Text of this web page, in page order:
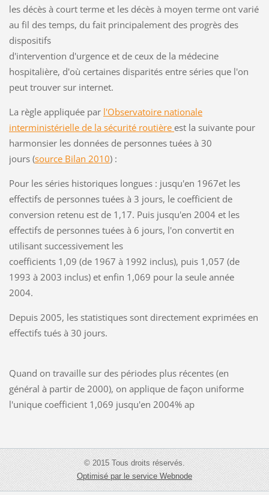
les décès à court terme et les décès à moyen terme ont varié
au fil des temps, du fait principalement des progrès des
dispositifs
d'intervention d'urgence et de ceux de la médecine
hospitalière, d'où certaines disparités entre séries que l'on
peut trouver sur internet.
La règle appliquée par l'Observatoire nationale
interministérielle de la sécurité routière est la suivante pour
harmonsier les données de personnes tuées à 30
jours (source Bilan 2010) :
Pour les séries historiques longues : jusqu'en 1967et les
effectifs de personnes tuées à 3 jours, le coefficient de
conversion retenu est de 1,17. Puis jusqu'en 2004 et les
effectifs de personnes tuées à 6 jours, l'on convertit en
utilisant successivement les
coefficients 1,09 (de 1967 à 1992 inclus), puis 1,057 (de
1993 à 2003 inclus) et enfin 1,069 pour la seule année
2004.
Depuis 2005, les statistiques sont directement exprimées en
effectifs tués à 30 jours.
Quand on travaille sur des périodes plus récentes (en
général à partir de 2000), on applique de façon uniforme
l'unique coefficient 1,069 jusqu'en 2004% ap
© 2015 Tous droits réservés.
Optimisé par le service Webnode